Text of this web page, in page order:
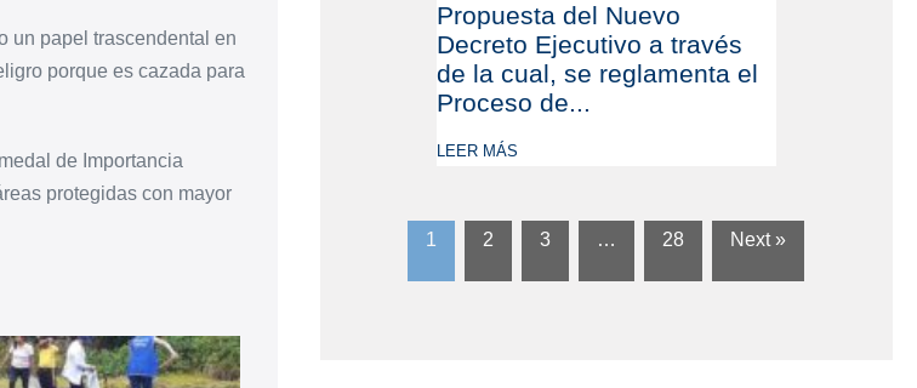
un papel trascendental en
porque es cazada para
de Importancia
protegidas con mayor
Propuesta del Nuevo
Decreto Ejecutivo a través
de la cual, se reglamenta el
Proceso de...
LEER MÁS
1 2 3 … 28 Next »